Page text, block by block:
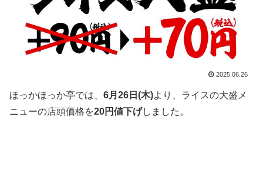
2025.06.26
ほっかほっか亭では、 6月26日(木)より、ライスの大盛メ
ニューの店頭価格を20円値下げしました。